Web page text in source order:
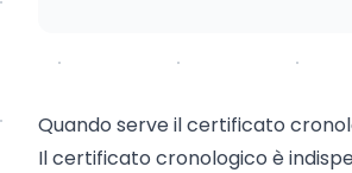
Quando serve il certificato
Il certificato cronologico è